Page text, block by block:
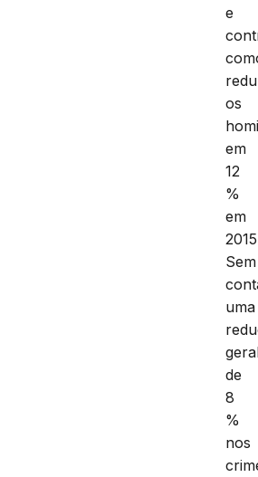
e
os
em
12
%
em
Sem
uma
de
8
%
nos